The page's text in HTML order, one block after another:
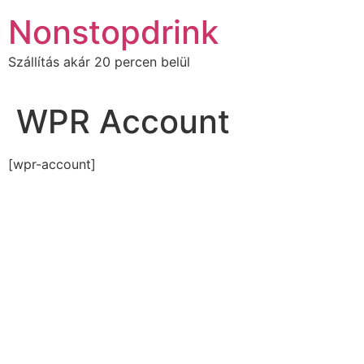
tartalomhoz
Nonstopdrink
Szállítás akár 20 percen belül
WPR Account
[wpr-account]